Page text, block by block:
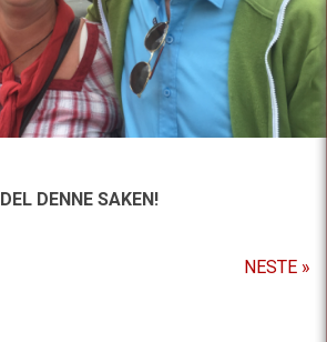
DEL DENNE SAKEN!
NESTE »